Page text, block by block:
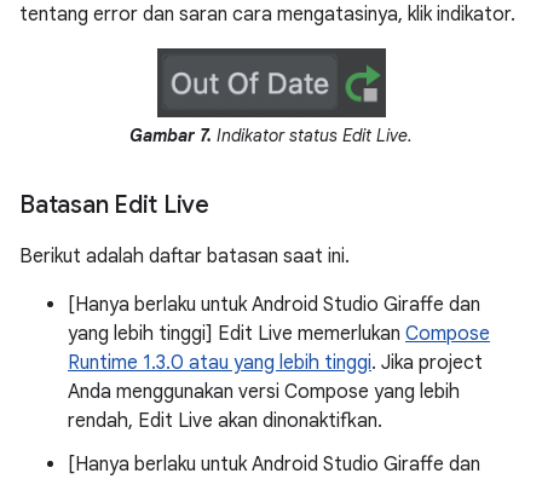
tentang error dan saran cara mengatasinya, klik indikator.
Gambar 7. Indikator status Edit Live.
Batasan Edit Live
Berikut adalah daftar batasan saat ini.
[Hanya berlaku untuk Android Studio Giraffe dan
yang lebih tinggi] Edit Live memerlukan Compose
Runtime 1.3.0 atau yang lebih tinggi. Jika project
Anda menggunakan versi Compose yang lebih
rendah, Edit Live akan dinonaktifkan.
[Hanya berlaku untuk Android Studio Giraffe dan